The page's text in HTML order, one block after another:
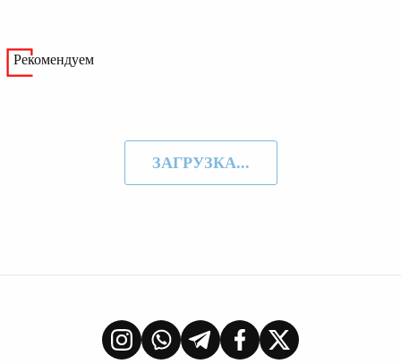
Рекомендуем
ЗАГРУЗКА...